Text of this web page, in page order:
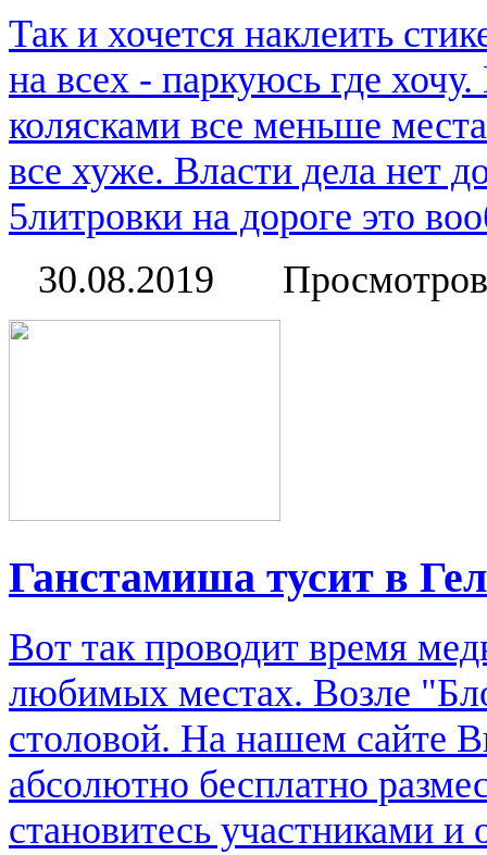
Так и хочется наклеить
на всех - паркуюсь где
колясками все меньше
все хуже. Власти дела нет
5литровки на дороге это
30.08.2019
Ганстамиша тусит в
Вот так проводит время
любимых местах. Возле
столовой. На нашем сайте
абсолютно бесплатно
становитесь участниками